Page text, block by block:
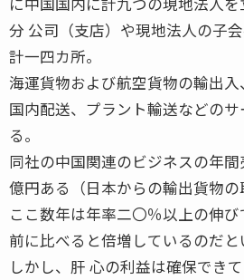
分 公司（支店）や現地法人の子
計一四カ所。
海運貨物および航空貨物の輸出入
国内配送、プラント輸送などの
る。
同社の中国関連のビジネスの年
億円ある（日本からの輸出貨物の
ここ数年は年率二〇％以上の伸
前に比べると倍増しているのだと
しかし、肝 心の利益は確保できて